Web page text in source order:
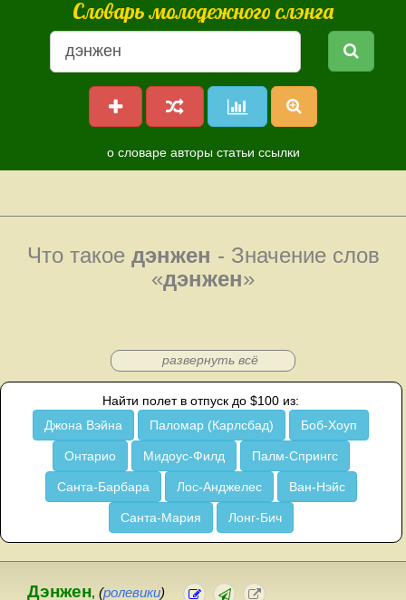
Словарь молодежного слэнга
о словаре авторы статьи ссылки
Что такое дэнжен - Значение слов
«дэнжен»
развернуть всё
Найти полет в отпуск до $100 из:
Джона Вэйна
Паломар (Карлсбад) Боб-Хоуп
Онтарио Мидоус-Филд Палм-Спрингс
Санта-Барбара Лос-Анджелес Ван-Нэйс
Санта-Мария Лонг-Бич
Дэнжен, (ролевики)